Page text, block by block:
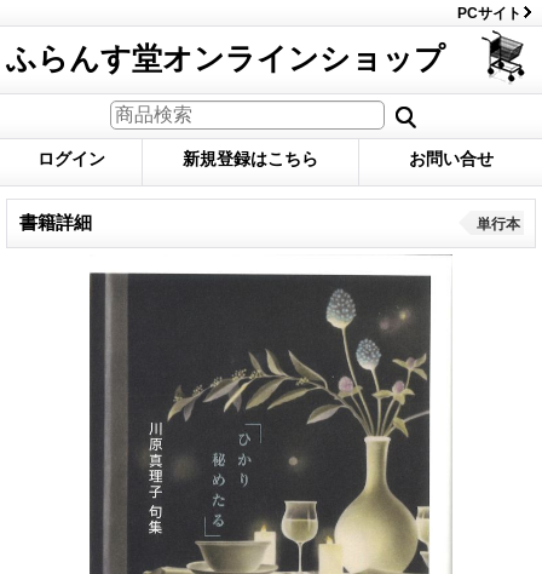
PCサイト
ふらんす堂オンラインショップ
ログイン 新規登録はこちら お問い合せ
書籍詳細 単行本